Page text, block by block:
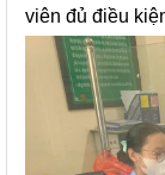
viên đủ điều